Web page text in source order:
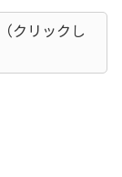
クリックし